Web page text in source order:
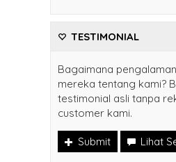
TESTIMONIAL
Bagaimana
mereka tentang kami?
testimonial asli tanpa
customer kami.
Submit Lihat